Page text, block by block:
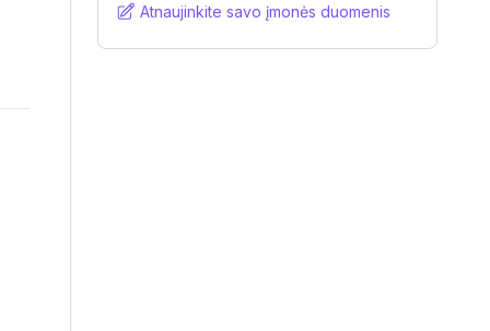
Atnaujinkite savo įmonės duomenis